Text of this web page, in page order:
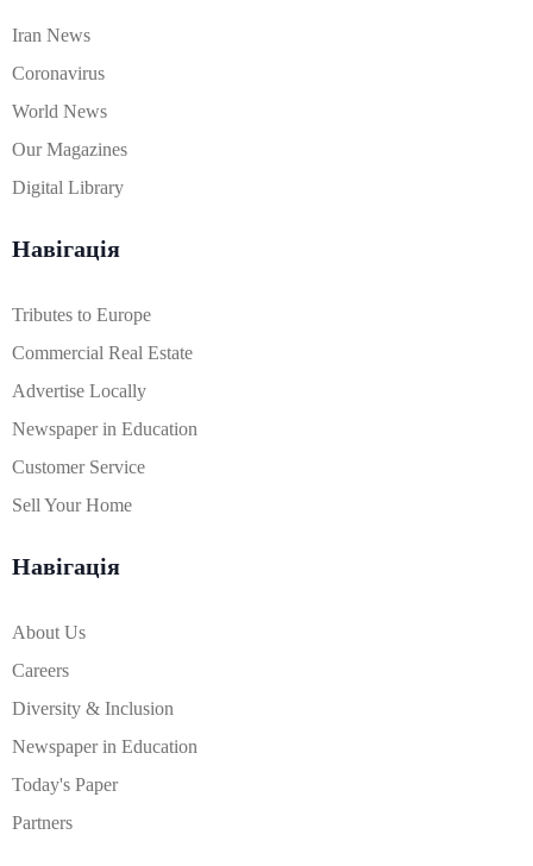
Iran News
Coronavirus
World News
Our Magazines
Digital Library
Навігація
Tributes to Europe
Commercial Real Estate
Advertise Locally
Newspaper in Education
Customer Service
Sell Your Home
Навігація
About Us
Careers
Diversity & Inclusion
Newspaper in Education
Today's Paper
Partners